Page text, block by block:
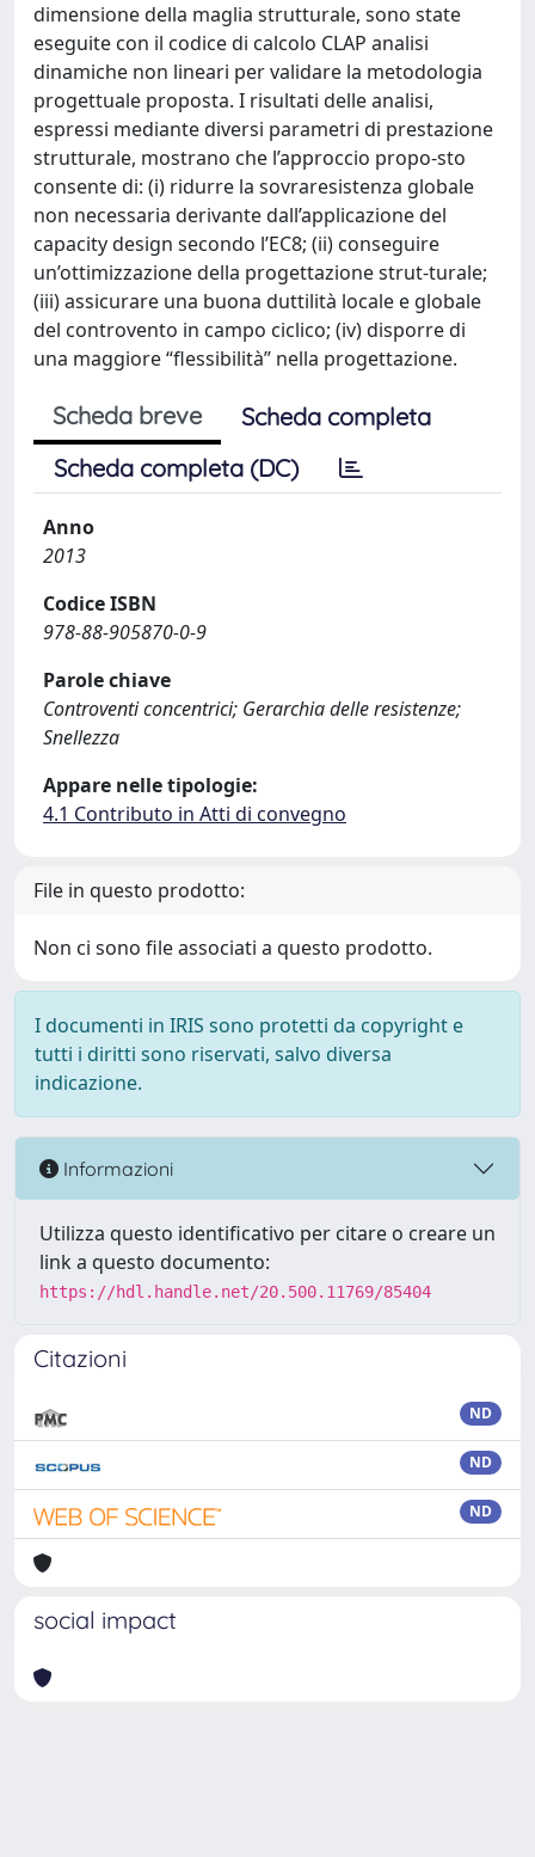
dimensione della maglia strutturale, sono state
eseguite con il codice di calcolo CLAP analisi
dinamiche non lineari per validare la metodologia
progettuale proposta. I risultati delle analisi,
espressi mediante diversi parametri di prestazione
strutturale, mostrano che l’approccio propo-sto
consente di: (i) ridurre la sovraresistenza globale
non necessaria derivante dall’applicazione del
capacity design secondo l’EC8; (ii) conseguire
un’ottimizzazione della progettazione strut-turale;
(iii) assicurare una buona duttilità locale e globale
del controvento in campo ciclico; (iv) disporre di
una maggiore “flessibilità” nella progettazione.
Scheda breve
Scheda completa
Scheda completa (DC)
Anno
2013
Codice ISBN
978-88-905870-0-9
Parole chiave
Controventi concentrici; Gerarchia delle resistenze;
Snellezza
Appare nelle tipologie:
4.1 Contributo in Atti di convegno
File in questo prodotto:
Non ci sono file associati a questo prodotto.
I documenti in IRIS sono protetti da copyright e
tutti i diritti sono riservati, salvo diversa
indicazione.
Informazioni
Utilizza questo identificativo per citare o creare un
link a questo documento:
https://hdl.handle.net/20.500.11769/85404
Citazioni
ND
ND
ND
social impact